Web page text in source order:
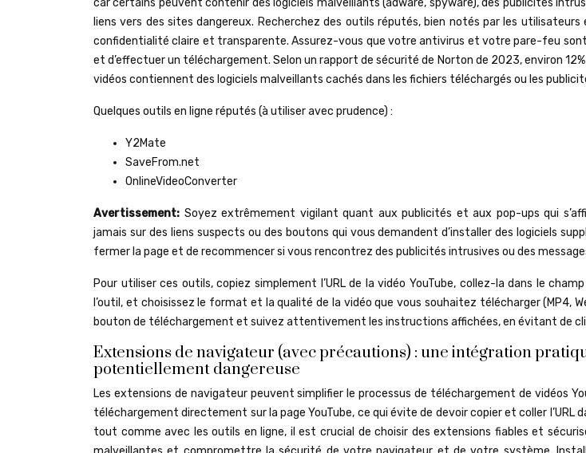
car certains peuvent contenir des logiciels malveillants (adware, spyware), des publicités
liens vers des sites dangereux. Recherchez des outils réputés, bien notés par les
confidentialité claire et transparente. Assurez-vous que votre antivirus et votre pare-feu
et d’effectuer un téléchargement. Selon un rapport de sécurité de Norton de 2023, environ
vidéos contiennent des logiciels malveillants cachés dans les fichiers téléchargés ou les
Quelques outils en ligne réputés (à utiliser avec prudence) :
Y2Mate
SaveFrom.net
OnlineVideoConverter
Avertissement: Soyez extrêmement vigilant quant aux publicités et aux pop-ups qui
jamais sur des liens suspects ou des boutons qui vous demandent d’installer des logiciels
fermer la page et de recommencer si vous rencontrez des publicités intrusives ou des
Pour utiliser ces outils, copiez simplement l’URL de la vidéo YouTube, collez-la dans le
l’outil, et choisissez le format et la qualité de la vidéo que vous souhaitez télécharger (MP4,
bouton de téléchargement et suivez attentivement les instructions affichées, en évitant de
Extensions de navigateur (avec précautions) : une intégration
potentiellement dangereuse
Les extensions de navigateur peuvent simplifier le processus de téléchargement de vidéos
téléchargement directement sur la page YouTube, ce qui évite de devoir copier et coller l’URL
tout comme avec les outils en ligne, il est crucial de choisir des extensions fiables et